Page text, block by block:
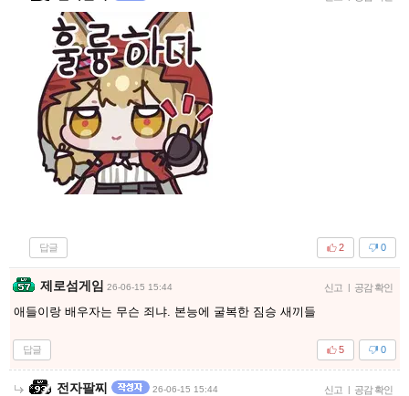
답글 0
2
제로섬게임 26-06-15 15:44 신고 | 공감 확인
애들이랑 배우자는 무슨 죄냐. 본능에 굴복한 짐승 새끼들
답글 0
5
전자팔찌 26-06-15 15:44 신고 | 공감 확인